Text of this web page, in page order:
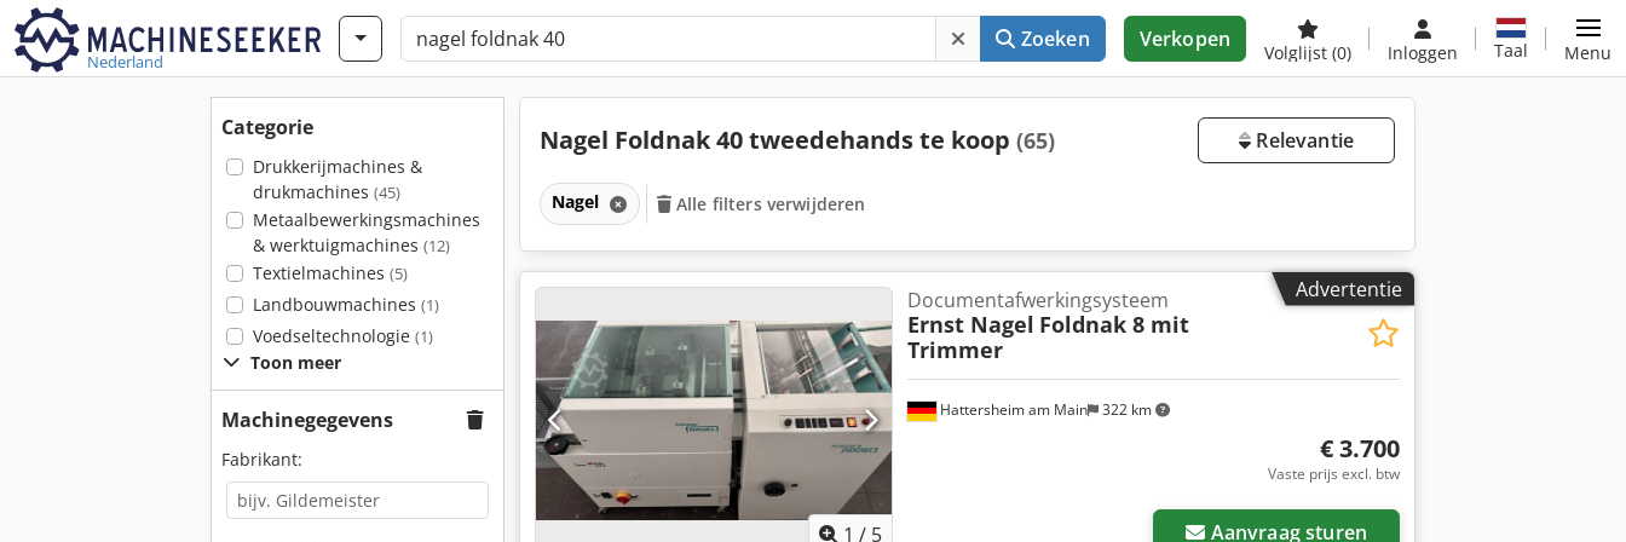
Nederland
Zoeken Verkopen
Volglijst (0) Inloggen Taal Menu
Categorie
Drukkerijmachines &
drukmachines (45)
Metaalbewerkingsmachines
& werktuigmachines (12)
Textielmachines (5)
Landbouwmachines (1)
Voedseltechnologie (1)
Toon meer
Machinegegevens
Fabrikant:
Nagel Foldnak 40 tweedehands te koop (65) Relevantie
Nagel Alle filters verwijderen
Advertentie
1 / 5
Hattersheim am Main 322 km
Documentafwerkingsysteem
Ernst Nagel Foldnak 8 mit
Trimmer
€ 3.700
Vaste prijs excl. btw
Aanvraag sturen